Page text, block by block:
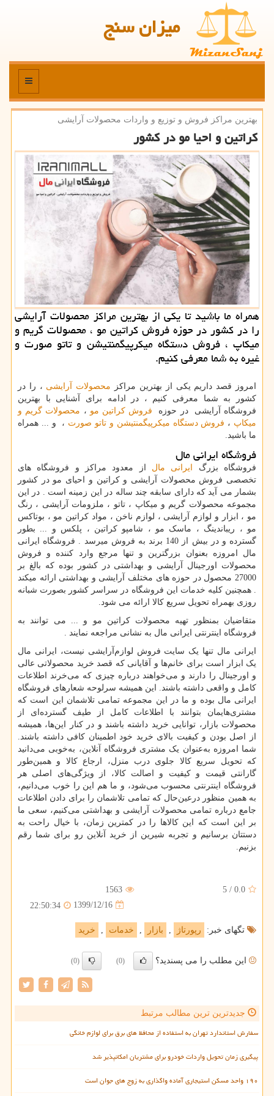
میزان سنج
منو
بهترین مراكز فروش و توزیع و واردات محصولات آرایشی
كراتین و احیا مو در كشور
همراه ما باشید تا یكی از بهترین مراكز محصولات آرایشی
را در كشور در حوزه فروش كراتین مو ، محصولات گریم و
میكاپ ، فروش دستگاه میكرپیگمنتیشن و تاتو صورت و
غیره به شما معرفی كنیم.
امروز قصد داریم یکی از بهترین مراکز محصولات آرایشی ، را در
کشور به شما معرفی کنیم ، در ادامه برای آشنایی با بهترین
فروشگاه آرایشی در حوزه فروش کراتین مو ، محصولات گریم و
میکاپ ، فروش دستگاه میکرپیگمنتیشن و تاتو صورت ، و ... همراه
ما باشید.
فروشگاه ایرانی مال
فروشگاه بزرگ ایرانی مال از معدود مراکز و فروشگاه های
تخصصی فروش محصولات آرایشی و کراتین و احیای مو در کشور
بشمار می آید که دارای سابقه چند ساله در این زمینه است . در این
مجموعه محصولات گریم و میکاپ ، تاتو ، ملزومات آرایشی ، رنگ
مو ، ابزار و لوازم آرایشی ، لوازم ناخن ، مواد کراتین مو ، بوتاکس
مو ، ریباندینگ ، ماسک مو ، شامپو کراتین ، پلکس و ... بطور
گسترده و در بیش از 140 برند به فروش میرسد . فروشگاه ایرانی
مال امروزه بعنوان بزرگترین و تنها مرجع وارد کننده و فروش
محصولات اورجینال آرایشی و بهداشتی در کشور بوده که بالغ بر
27000 محصول در حوزه های مختلف آرایشی و بهداشتی ارائه میکند
. همچنین کلیه خدمات این فروشگاه در سراسر کشور بصورت شبانه
روزی بهمراه تحویل سریع کالا ارائه می شود.
متقاضیان بمنظور تهیه محصولات کراتین مو و ... می توانند به
فروشگاه اینترنتی ایرانی مال به نشانی مراجعه نمایند .
ایرانی مال تنها یک سایت فروش لوازم‌آرایشی نیست، ایرانی مال
یک ابزار است برای خانم‌ها و آقایانی که قصد خرید محصولاتی عالی
و اورجینال را دارند و می‌خواهند درباره چیزی که می‌خرند اطلاعات
کامل و واقعی داشته باشند. این همیشه سرلوحه شعارهای فروشگاه
ایرانی مال بوده و ما در این مجموعه تمامی تلاشمان این است که
مشتری‌هایمان بتوانند با اطلاعات کامل از طیف گسترده‌ای از
محصولات بازار، توانایی خرید داشته باشند و در کنار این‌ها، همیشه
از اصل بودن و کیفیت بالای خرید خود اطمینان کافی داشته باشند.
شما امروزه به‌عنوان یک مشتری فروشگاه آنلاین، به‌خوبی می‌دانید
که تحویل سریع کالا جلوی درب منزل، ارجاع کالا و همین‌طور
گارانتی قیمت و کیفیت و اصالت کالا، از ویژگی‌های اصلی هر
فروشگاه اینترنتی محسوب می‌شود، و ما هم این را خوب می‌دانیم،
به همین منظور درعین‌حال که تمامی تلاشمان را برای دادن اطلاعات
جامع درباره تمامی محصولات آرایشی و بهداشتی می‌کنیم، سعی ما
بر این است که این کالاها را در کمترین زمان، با خیال راحت به
دستتان برسانیم و تجربه شیرین از خرید آنلاین رو برای شما رقم
بزنیم.
0.0
/
5
1563
1399/12/16
22:50:34
تگهای خبر: رپورتاژ , بازار , خدمات , خرید
این مطلب را می پسندید؟ (0)
(0)
جدیدترین ترین مطالب مرتبط
سفارش استاندارد تهران به استفاده از محافظ های برق برای لوازم خانگی
پیگیری زمان تحویل واردات خودرو برای مشتریان امکانپذیر شد
۱۹۰ واحد مسکن استیجاری آماده واگذاری به زوج های جوان است